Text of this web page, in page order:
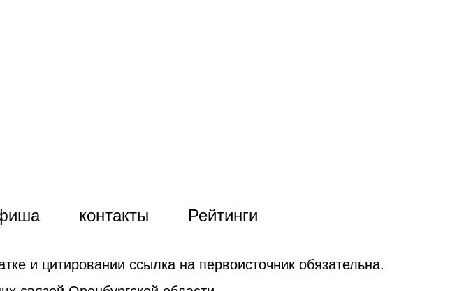
контакты Рейтинги
и цитировании ссылка на первоисточник обязательна.